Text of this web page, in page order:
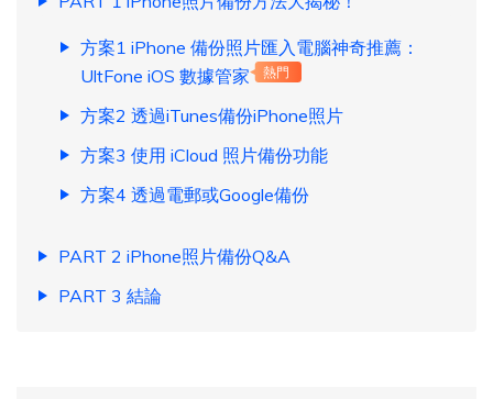
方案1 iPhone 備份照片匯入電腦神奇推薦：
UltFone iOS 數據管家
熱門
方案2 透過iTunes備份iPhone照片
方案3 使用 iCloud 照片備份功能
方案4 透過電郵或Google備份
PART 2 iPhone照片備份Q&A
PART 3 結論